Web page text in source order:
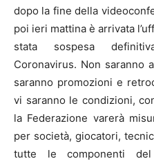
dopo la fine della
poi ieri mattina è arrivata
stata sospesa
Coronavirus. Non saranno
saranno promozioni e
vi saranno le condizioni,
la Federazione varerà
per società, giocatori,
tutte le componenti